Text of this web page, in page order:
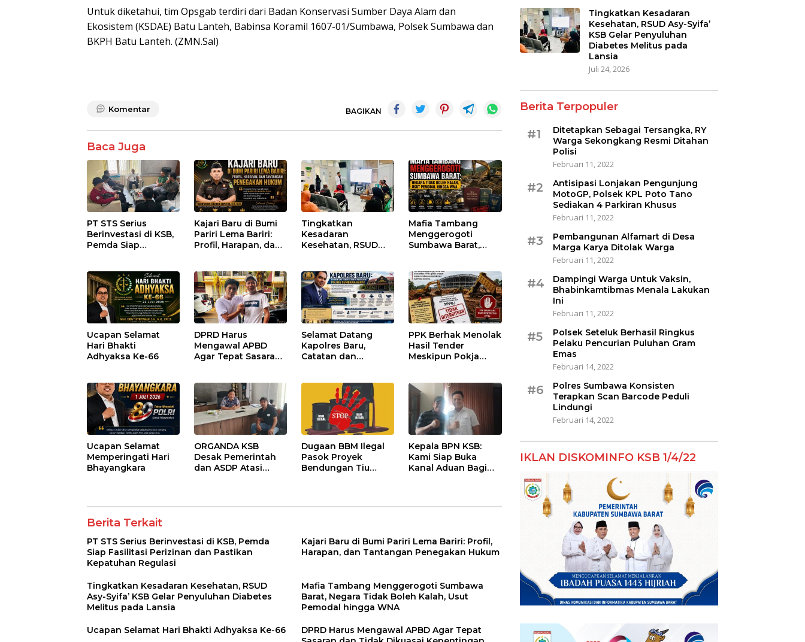
Untuk diketahui, tim Opsgab terdiri dari Badan Konservasi Sumber Daya Alam dan
Ekosistem (KSDAE) Batu Lanteh, Babinsa Koramil 1607-01/Sumbawa, Polsek Sumbawa dan
BKPH Batu Lanteh. (ZMN.Sal)
Komentar BAGIKAN
Baca Juga
PT STS Serius
Berinvestasi di KSB,
Pemda Siap
Kepatuhan Regulasi
Kajari Baru di Bumi
Pariri Lema Bariri:
Profil, Harapan, dan
Tingkatkan
Kesadaran
Kesehatan, RSUD
Diabetes Melitus
pada Lansia
Mafia Tambang
Menggerogoti
Sumbawa Barat,
hingga WNA
Ucapan Selamat
Hari Bhakti
Adhyaksa Ke-66
DPRD Harus
Mengawal APBD
Agar Tepat Sasaran
Kelompok Tertentu
Selamat Datang
Kapolres Baru,
Catatan dan
Sumbawa Barat
PPK Berhak Menolak
Hasil Tender
Meskipun Pokja
Ucapan Selamat
Memperingati Hari
Bhayangkara
ORGANDA KSB
Desak Pemerintah
dan ASDP Atasi
Dugaan BBM Ilegal
Pasok Proyek
Bendungan Tiu
Kepala BPN KSB:
Kami Siap Buka
Kanal Aduan Bagi
Berita Terkait
PT STS Serius Berinvestasi di KSB, Pemda
Siap Fasilitasi Perizinan dan Pastikan
Kepatuhan Regulasi
Kajari Baru di Bumi Pariri Lema Bariri: Profil,
Harapan, dan Tantangan Penegakan Hukum
Tingkatkan Kesadaran Kesehatan, RSUD
Asy-Syifa’ KSB Gelar Penyuluhan Diabetes
Melitus pada Lansia
Mafia Tambang Menggerogoti Sumbawa
Barat, Negara Tidak Boleh Kalah, Usut
Pemodal hingga WNA
Ucapan Selamat Hari Bhakti Adhyaksa Ke-66
DPRD Harus Mengawal APBD Agar Tepat
Tingkatkan Kesadaran
Kesehatan, RSUD Asy-Syifa’
KSB Gelar Penyuluhan
Diabetes Melitus pada
Lansia
Juli 24, 2026
Berita Terpopuler
#1
Ditetapkan Sebagai Tersangka, RY
Warga Sekongkang Resmi Ditahan
Polisi
Februari 11, 2022
#2
Antisipasi Lonjakan Pengunjung
MotoGP, Polsek KPL Poto Tano
Sediakan 4 Parkiran Khusus
Februari 11, 2022
#3
Pembangunan Alfamart di Desa
Marga Karya Ditolak Warga
Februari 11, 2022
#4
Dampingi Warga Untuk Vaksin,
Bhabinkamtibmas Menala Lakukan
Ini
Februari 11, 2022
#5
Polsek Seteluk Berhasil Ringkus
Pelaku Pencurian Puluhan Gram
Emas
Februari 14, 2022
#6
Polres Sumbawa Konsisten
Terapkan Scan Barcode Peduli
Lindungi
Februari 14, 2022
IKLAN DISKOMINFO KSB 1/4/22